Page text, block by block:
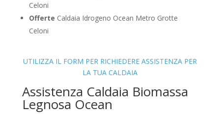
Celoni
Offerte Caldaia Idrogeno Ocean Metro Grotte
Celoni
UTILIZZA IL FORM PER RICHIEDERE ASSISTENZA PER
LA TUA CALDAIA
Assistenza Caldaia Biomassa
Legnosa Ocean